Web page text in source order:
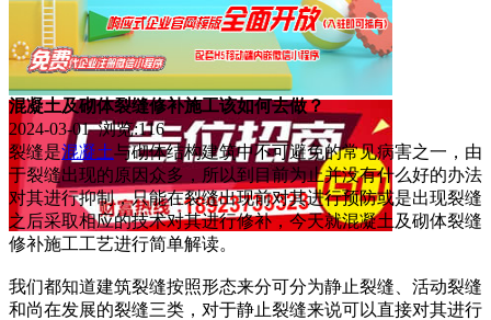
混凝土及砌体裂缝修补施工该如何去做？
2024-03-01 浏览:116
裂缝是混凝土与砌体结构建筑中不可避免的常见病害之一，由
于裂缝出现的原因众多，所以到目前为止并没有什么好的办法
对其进行抑制，只能在裂缝出现前对其进行预防或是出现裂缝
之后采取相应的技术对其进行修补，今天就混凝土及砌体裂缝
修补施工工艺进行简单解读。
我们都知道建筑裂缝按照形态来分可分为静止裂缝、活动裂缝
和尚在发展的裂缝三类，对于静止裂缝来说可以直接对其进行